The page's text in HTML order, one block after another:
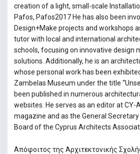
creation of a light, small-scale
Pafos, Pafos2017 He has also been
Design+Make projects and workshops
tutor with local and international
schools, focusing on innovative design
solutions. Additionally, he is an
whose personal work has been
Zambelas Museum under the title
been published in numerous
websites. He serves as an editor at CY-
magazine and as the General
Board of the Cyprus Architects
Απόφοιτος της Αρχιτεκτονικής